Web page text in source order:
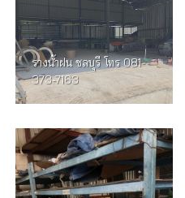
รางน้ำฝน ชลบุรี โทร 081-
373-7163